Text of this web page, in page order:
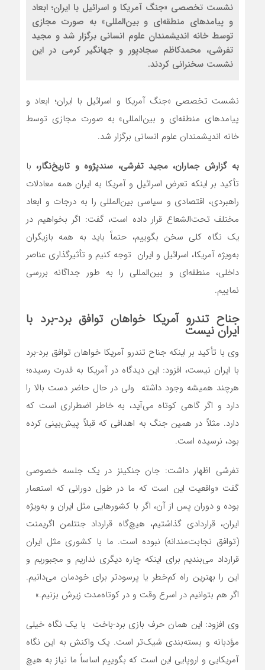
نشست تخصصی «جنگ آمریکا و اسرائیل با ایران؛ ابعاد
و پیامدهای منطقه‌ای و بین‌المللی» به صورت مجازی
توسط خانه اندیشمندان علوم انسانی برگزار شد و مجید
تفرشی، محمدکاظم سجادپور و جهانگیر کرمی در این
نشست سخنرانی کردند.
نشست تخصصی «جنگ آمریکا و اسرائیل با ایران؛ ابعاد و
پیامدهای منطقه‌ای و بین‌المللی» به صورت مجازی توسط
خانه اندیشمندان علوم انسانی برگزار شد.
به گزارش جماران، مجید تفرشی، سندپژوه و تاریخ‌نگار، با
تأکید بر اینکه تعرض اسرائیل و آمریکا به ایران همه معادلات
راهبردی، اقتصادی و سیاسی بین‌المللی را به درجات و ابعاد
مختلف تحت‌الشعاع قرار داده است، گفت: اگر بخواهیم در
یک نگاه کلی سخن بگوییم، حتماً باید به همه بازیگران
به‌ویژه آمریکا، اسرائیل و ایران توجه کنیم و تأثیرگذاری عناصر
داخلی، منطقه‌ای و بین‌المللی را به طور جداگانه بررسی
نماییم.
جناح تندرو آمریکا خواهان توافق برد-برد با
ایران نیست
وی با تأکید بر اینکه جناح تندرو آمریکا خواهان توافق برد-برد
با ایران نیست، افزود: این دیدگاه در آمریکا به قدرت رسیده؛
هرچند همیشه وجود داشته ولی در حال حاضر دست بالا را
دارد و اگر گاهی کوتاه می‌آید، به خاطر اضطراری است که
دارد. مثلاً در همین جنگ به اهدافی که قبلاً پیش‌بینی کرده
بود، نرسیده است.
تفرشی اظهار داشت: جان جنکینز در یک جلسه خصوصی
گفت «واقعیت این است که ما در طول دورانی که استعمار
بوده و دوران پس از آن، اگر با کشورهایی مثل ایران و به‌ویژه
ایران، قراردادی گذاشتیم، هیچ‌گاه قرارداد جنتلمن اگریمنت
(توافق نجابت‌مندانه) نبوده است. ما با کشوری مثل ایران
قرارداد می‌بندیم برای اینکه چاره دیگری نداریم و مجبوریم و
این را بهترین راه کم‌خطر یا پرسودتر برای خودمان می‌دانیم.
اگر هم بتوانیم در اسرع وقت و در کوتاه‌مدت زیرش بزنیم.»
وی افزود: این همان حرف بازی برد-باخت با یک نگاه خیلی
مؤدبانه و بسته‌بندی شیک‌تر است. یک واکنش به این نگاه
آمریکایی و اروپایی این است که بگوییم اساساً ما نیاز به هیچ